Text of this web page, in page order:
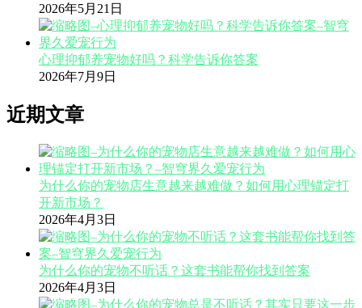
2026年5月21日
心理抑郁养宠物好吗？科学告诉你答案
2026年7月9日
近期文章
为什么你的宠物店生意越来越难做？如何用心理锚定打
开新市场？
2026年4月3日
为什么你的宠物不听话？这套书能帮你找到答案
2026年4月3日